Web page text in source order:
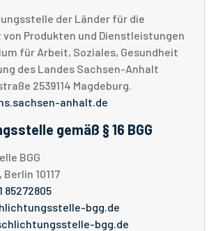
der Länder für die
Produkten und Dienstleistungen
für Arbeit, Soziales, Gesundheit
des Landes Sachsen-Anhalt
2539114 Magdeburg.
anhalt.de
gemäß § 16 BGG
BGG
10117
85272805
bgg.de
bgg.de